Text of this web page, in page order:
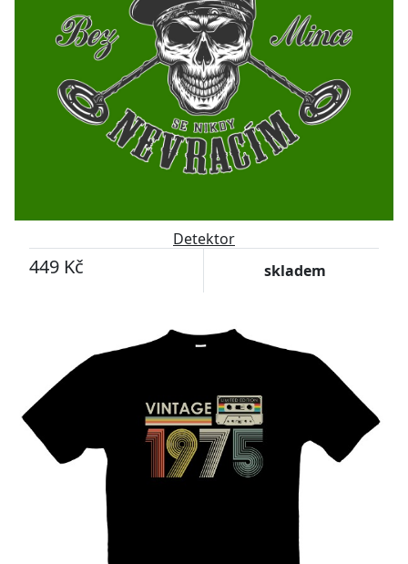
Detektor
449 Kč skladem